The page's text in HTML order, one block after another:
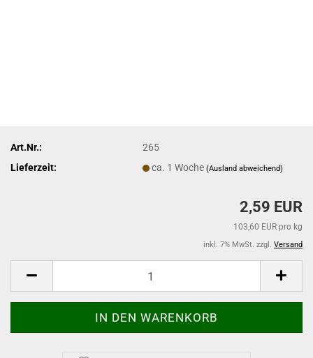
Art.Nr.:
265
Lieferzeit:
ca. 1 Woche(Ausland abweichend)
2,59 EUR
103,60 EUR pro kg
inkl. 7% MwSt. zzgl. Versand